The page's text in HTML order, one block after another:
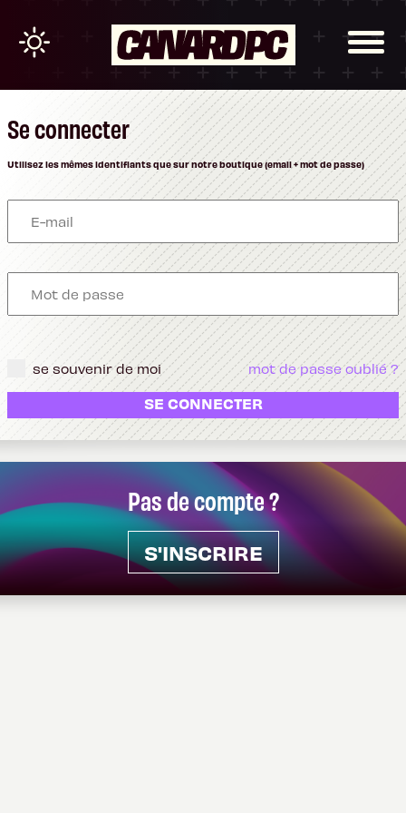
Pas de compte ?
S'INSCRIRE
Se connecter
Utilisez les mêmes identifiants que sur notre boutique (email + mot de passe)
se souvenir de moi mot de passe oublié ?
SE CONNECTER